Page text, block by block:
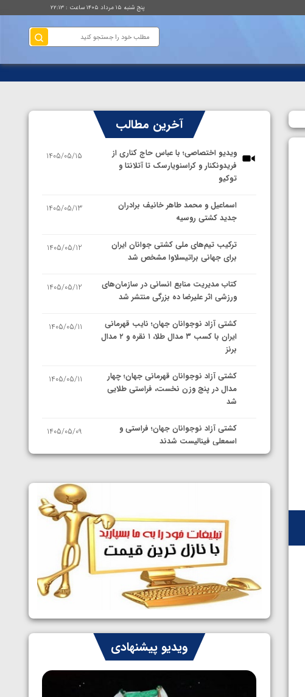
پنج شنبه ۱۵ مرداد ۱۴۰۵ ساعت : ۲۲:۱۳
آخرین مطالب
ویدیو اختصاصی؛ با عباس حاج کناری از
فریدونکنار و کراسنویارسک تا آتلانتا و
توکیو
1405/05/15
اسماعیل و محمد طاهر خانیف برادران
جدید کشتی روسیه
1405/05/13
ترکیب تیم‌های ملی کشتی جوانان ایران
برای جهانی براتیسلاوا مشخص شد
1405/05/12
کتاب مدیریت منابع انسانی در سازمان‌های
ورزشی اثر علیرضا ده بزرگی منتشر شد
1405/05/12
کشتی آزاد نوجوانان جهان؛ نایب قهرمانی
ایران با کسب ۳ مدال طلا، ۱ نقره و ۲ مدال
برنز
1405/05/11
کشتی آزاد نوجوانان قهرمانی جهان؛ چهار
مدال در پنج وزن نخست، فراستی طلایی
شد
1405/05/11
کشتی آزاد نوجوانان جهان؛ فراستی و
اسمعلی فینالیست شدند
1405/05/09
نمایندگان ایران مشخص شدند
سوم برای ایران
1405/05/07
ایران چشم به راه چهار مدال در پنج وزن
دوم کشتی فرنگی نوجوانان جهان
1405/05/06
ویدیو پیشنهادی